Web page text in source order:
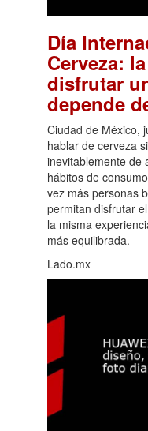
Día
Cerveza:
disfrutar
depende
Ciudad de México,
hablar de cerveza
inevitablemente de
hábitos de
vez más personas
permitan disfrutar
la misma
más equilibrada.
Lado.mx